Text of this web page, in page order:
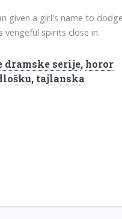
given a girl's name to
spirits close in.
dramske serije, horor
, tajlanska